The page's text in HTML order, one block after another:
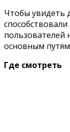
Чтобы увидеть
пользователей
основным
Где смотреть